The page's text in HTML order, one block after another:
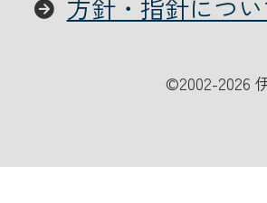
方針・指針につい
©2002-2026